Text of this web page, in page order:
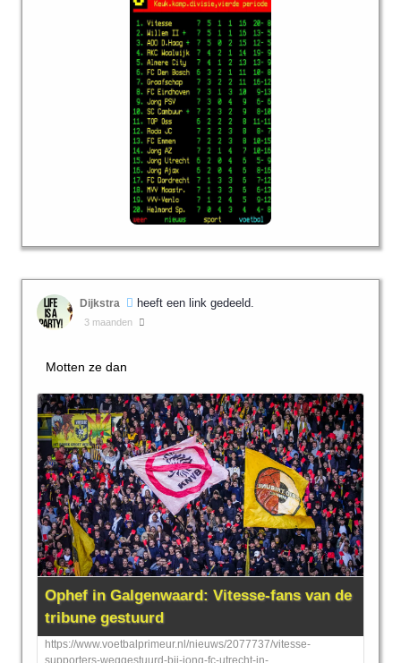
Dijkstra heeft een link gedeeld.
3 maanden
Motten ze dan
Ophef in Galgenwaard: Vitesse-fans van de
tribune gestuurd
https://www.voetbalprimeur.nl/nieuws/2077737/vitesse-